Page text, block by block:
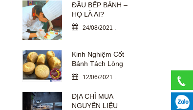
ĐẦU BẾP BÁNH –
HỌ LÀ AI?
24/08/2021 .
Kinh Nghiệm Cốt
Bánh Tách Lòng
12/06/2021 .
ĐỊA CHỈ MUA
NGUYÊN LIỆU